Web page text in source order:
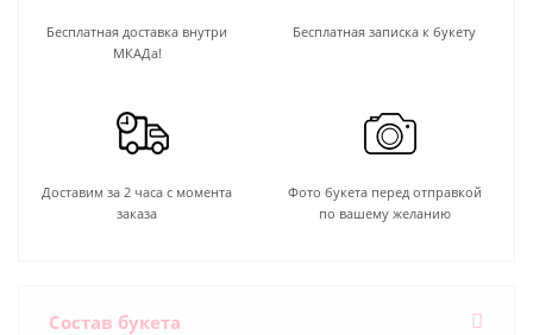
Бесплатная доставка внутри
МКАДа!
Бесплатная записка к букету
Доставим за 2 часа с момента
заказа
Фото букета перед отправкой
по вашему желанию
Состав букета